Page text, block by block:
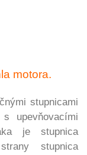
motora.
stupnicami
upevňovacími
je stupnica
stupnica